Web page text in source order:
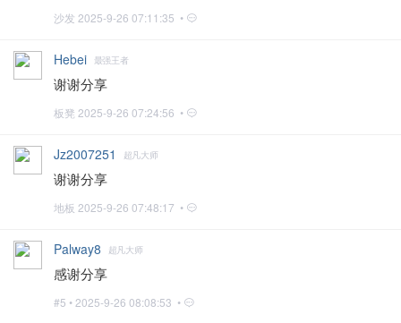
沙发 2025-9-26 07:11:35 •
Hebei 最强王者
谢谢分享
板凳 2025-9-26 07:24:56 •
Jz2007251 超凡大师
谢谢分享
地板 2025-9-26 07:48:17 •
Palway8 超凡大师
感谢分享
#5 • 2025-9-26 08:08:53 •